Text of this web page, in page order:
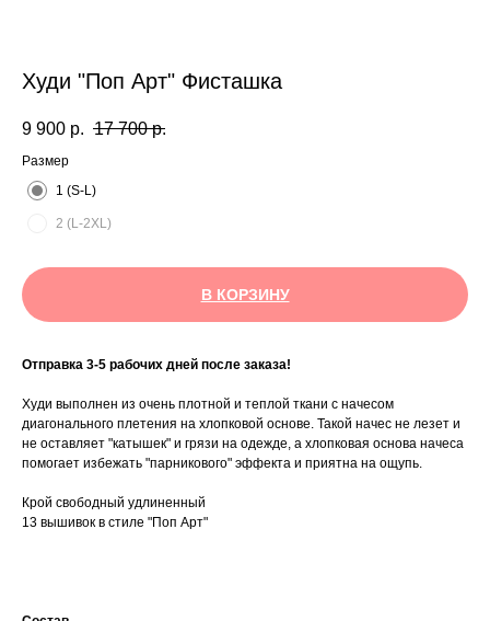
Худи "Поп Арт" Фисташка
9 900 р. 17 700 р.
Размер
1 (S-L)
2 (L-2XL)
В КОРЗИНУ
Отправка 3-5 рабочих дней после заказа!
Худи выполнен из очень плотной и теплой ткани с начесом
диагонального плетения на хлопковой основе. Такой начес не лезет и
не оставляет "катышек" и грязи на одежде, а хлопковая основа начеса
помогает избежать "парникового" эффекта и приятна на ощупь.
Крой свободный удлиненный
13 вышивок в стиле "Поп Арт"